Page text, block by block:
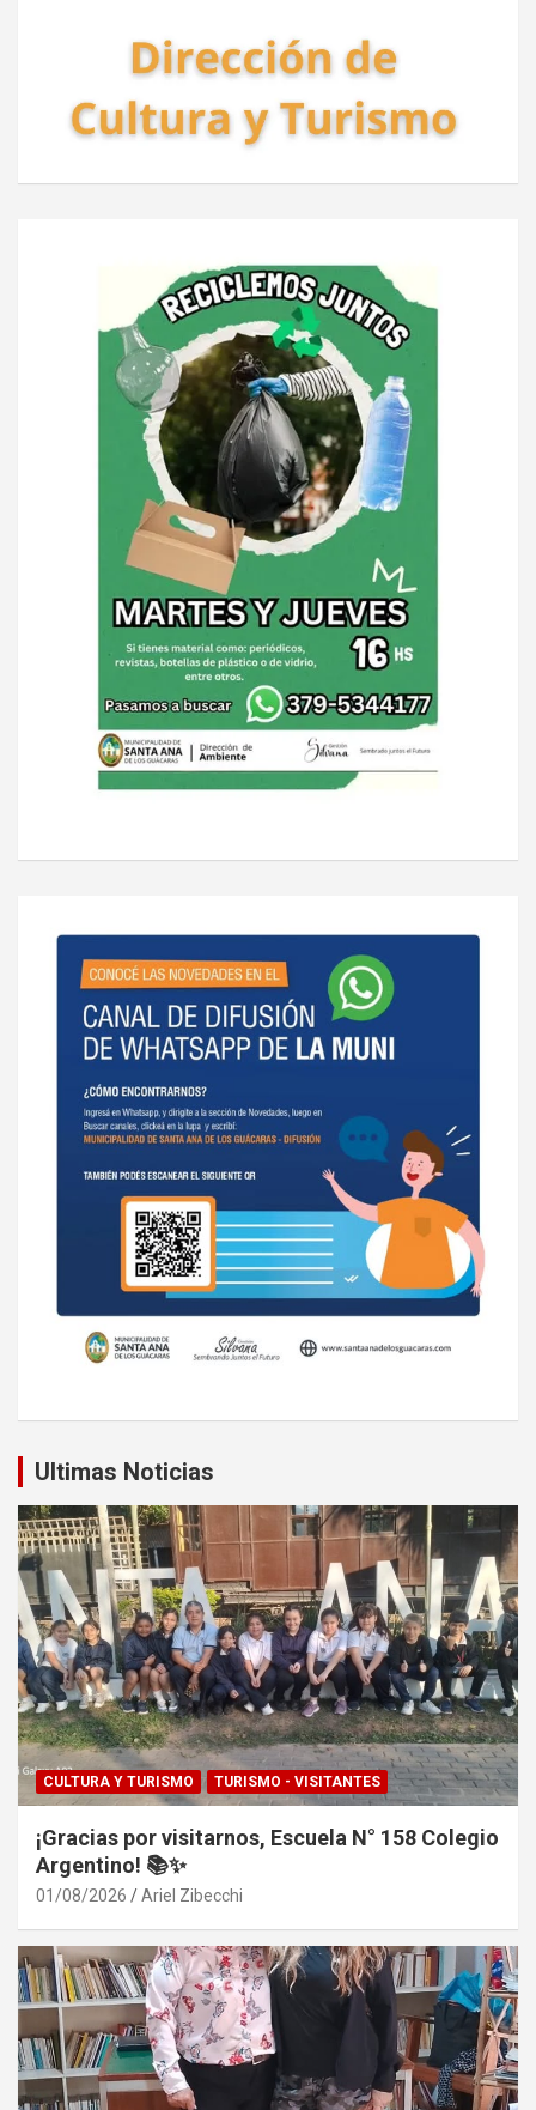
Ultimas Noticias
CULTURA Y TURISMO TURISMO - VISITANTES
¡Gracias por visitarnos, Escuela N° 158 Colegio
Argentino! 📚✨
01/08/2026 Ariel Zibecchi